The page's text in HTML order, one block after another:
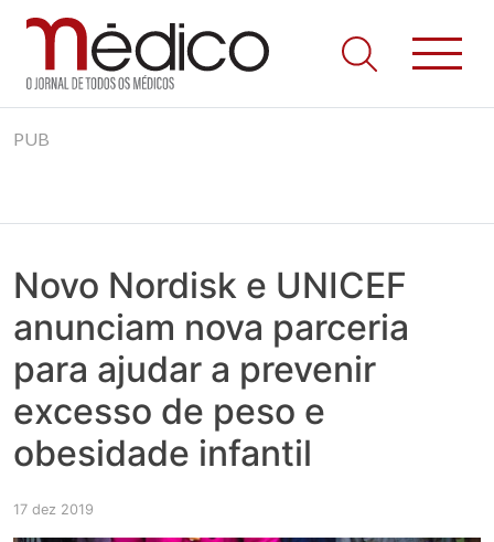
to
Jornal Médico
Médico – O Jornal de Todos os Médicos. Onde as notícias
realmente contam! Tudo o que se passa na Saúde!
PUB
Novo Nordisk e UNICEF
anunciam nova parceria
para ajudar a prevenir
excesso de peso e
obesidade infantil
17 dez 2019